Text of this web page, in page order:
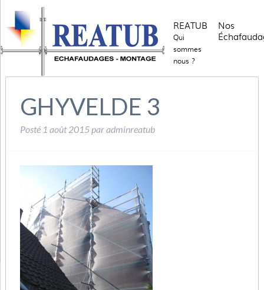
REATUB
Qui
sommes
nous ?
Nos
GHYVELDE 3
Posté 1 août 2015paradminreatub